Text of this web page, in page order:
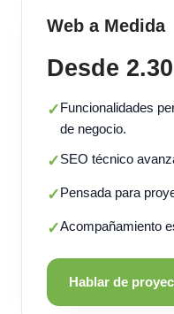
Web a Medida
Desde
✓Funcionalidades
de negocio.
✓SEO técnico
✓Pensada para
✓Acompañamiento
Hablar de